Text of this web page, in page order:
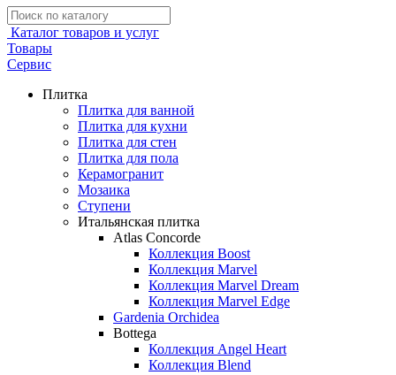
Каталог товаров и услуг
Товары
Сервис
Плитка
Плитка для ванной
Плитка для кухни
Плитка для стен
Плитка для пола
Керамогранит
Мозаика
Ступени
Итальянская плитка
Atlas Concorde
Коллекция Boost
Коллекция Marvel
Коллекция Marvel Dream
Коллекция Marvel Edge
Gardenia Orchidea
Bottega
Коллекция Angel Heart
Коллекция Blend